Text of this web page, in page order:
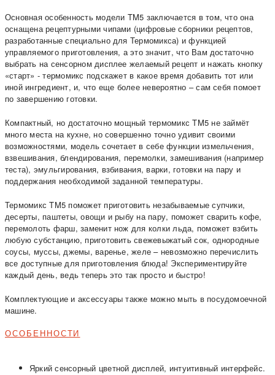
Основная особенность модели TM5 заключается в том, что она
оснащена рецептурными чипами (цифровые сборники рецептов,
разработанные специально для Термомикса) и функцией
управляемого приготовления, а это значит, что Вам достаточно
выбрать на сенсорном дисплее желаемый рецепт и нажать кнопку
«старт» - термомикс подскажет в какое время добавить тот или
иной ингредиент, и, что еще более невероятно – сам себя помоет
по завершению готовки.
Компактный, но достаточно мощный термомикс TM5 не займёт
много места на кухне, но совершенно точно удивит своими
возможностями, модель сочетает в себе функции измельчения,
взвешивания, блендирования, перемолки, замешивания (например
теста), эмульгирования, взбивания, варки, готовки на пару и
поддержания необходимой заданной температуры.
Термомикс TM5 поможет приготовить незабываемые супчики,
десерты, паштеты, овощи и рыбу на пару, поможет сварить кофе,
перемолоть фарш, заменит нож для колки льда, поможет взбить
любую субстанцию, приготовить свежевыжатый сок, однородные
соусы, муссы, джемы, варенье, желе – невозможно перечислить
все доступные для приготовления блюда! Экспериментируйте
каждый день, ведь теперь это так просто и быстро!
Комплектующие и аксессуары также можно мыть в посудомоечной
машине.
ОСОБЕННОСТИ
Яркий сенсорный цветной дисплей, интуитивный интерфейс.